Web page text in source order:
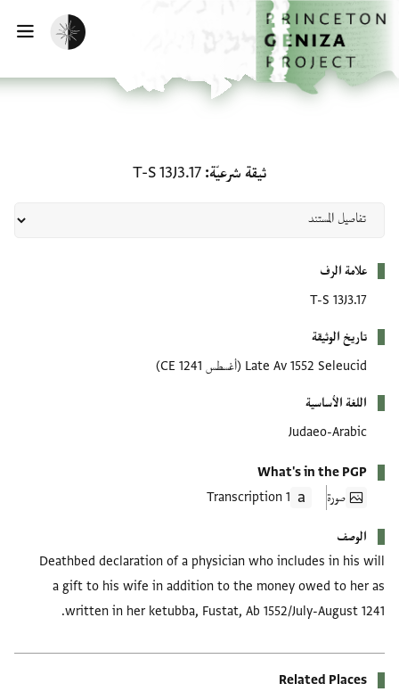
إلى المحتوى الرئيسي
الرئيسية
تفعيل الوضع المظلم
ثيقة شرعيّة T-S 13J3.17
علامة الرف
T-S 13J3.17
تاريخ الوثيقة
Late Av 1552 Seleucid (أغسطس 1241 CE)
اللغة الأساسية
Judaeo-Arabic
What's in the PGP
صورة
1 Transcription
الوصف
Deathbed declaration of a physician who includes in his will
a gift to his wife in addition to the money owed to her as
written in her ketubba, Fustat, Ab 1552/July-August 1241.
Related Places